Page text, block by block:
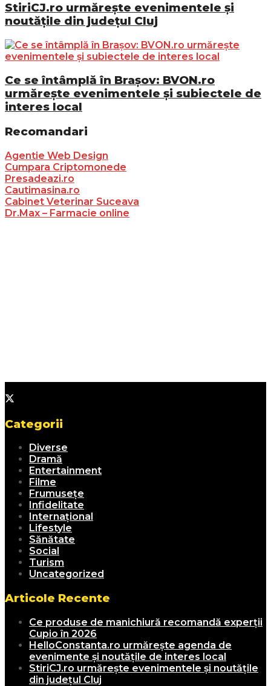
StiriCJ.ro urmărește evenimentele și
noutățile din județul Cluj
Ce se întâmplă în Brașov: BVON.ro
urmărește evenimentele și subiectele de
interes local
Recomandari
Agentie Web Design
Cumpara Criptomonede
Presadeazi.ro
Cautimasina.ro
Cabinet Veterinar Suceava
Dr.Max – Farmacie online
Categorii
Diverse
Dramă
Entertainment
Filme
Frumusețe
Infidelitate
Internațional
Lifestyle
Sănătate
Social
Turism
Uncategorized
Articole Recente
Ce produse de manichiură recomandă experții
Cupio în 2026
HelloConstanta.ro urmărește agenda de
evenimente și noutățile de interes local
StiriCJ.ro urmărește evenimentele și noutățile
din județul Cluj